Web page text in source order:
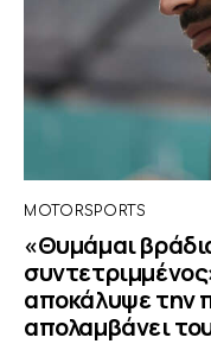
MOTORSPORTS
«Θυμάμαι
αποκάλυψε την
απολαμβάνει